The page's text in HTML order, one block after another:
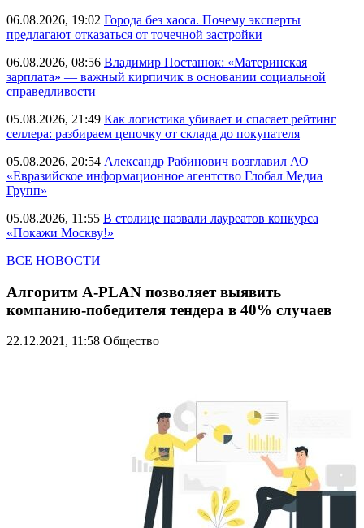
06.08.2026, 19:02 Города без хаоса. Почему эксперты
предлагают отказаться от точечной застройки
06.08.2026, 08:56 Владимир Постанюк: «Материнская
зарплата» — важный кирпичик в основании социальной
справедливости
05.08.2026, 21:49 Как логистика убивает и спасает рейтинг
селлера: разбираем цепочку от склада до покупателя
05.08.2026, 20:54 Александр Рабинович возглавил АО
«Евразийское информационное агентство Глобал Медиа
Групп»
05.08.2026, 11:55 В столице назвали лауреатов конкурса
«Покажи Москву!»
ВСЕ НОВОСТИ
Алгоритм A-PLAN позволяет выявить
компанию-победителя тендера в 40% случаев
22.12.2021, 11:58 Общество